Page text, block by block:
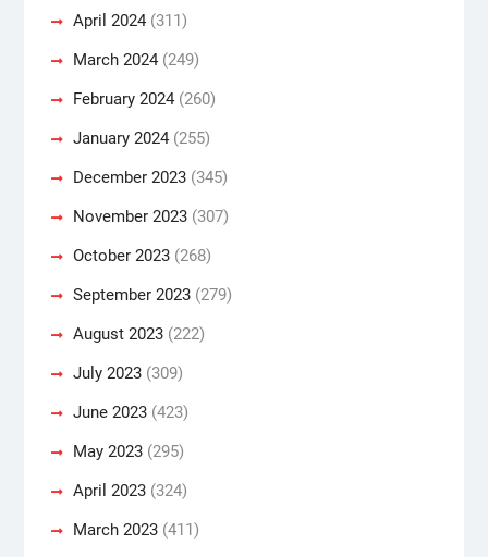
April 2024(311)
March 2024(249)
February 2024(260)
January 2024(255)
December 2023(345)
November 2023(307)
October 2023(268)
September 2023(279)
August 2023(222)
July 2023(309)
June 2023(423)
May 2023(295)
April 2023(324)
March 2023(411)